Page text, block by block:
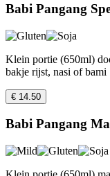
Babi Pangang
Klein portie (650ml)
bakje rijst, nasi of bami
€ 14.50
Babi Pangang